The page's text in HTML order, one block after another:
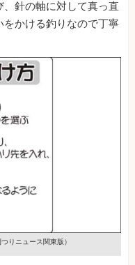
針の軸に対して真っ直
をかける釣りなので丁寧
つりニュース関東版）